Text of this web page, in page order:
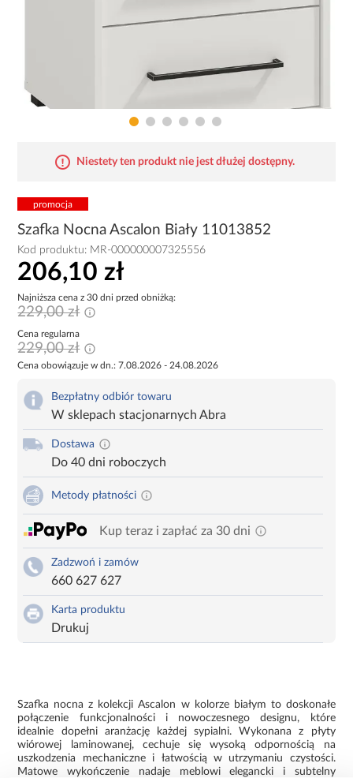
Niestety ten produkt nie jest dłużej dostępny.
promocja
Szafka Nocna Ascalon Biały 11013852
Kod produktu: MR-000000007325556
206,10 zł
Najniższa cena z 30 dni przed obniżką:
229,00 zł
Cena regularna
229,00 zł
Cena obowiązuje w dn.: 7.08.2026 - 24.08.2026
Bezpłatny odbiór towaru
W sklepach stacjonarnych Abra
Dostawa
Do 40 dni roboczych
Metody płatności
Kup teraz i zapłać za 30 dni
Zadzwoń i zamów
660 627 627
Karta produktu
Drukuj
Szafka nocna z kolekcji Ascalon w kolorze białym to doskonałe
połączenie funkcjonalności i nowoczesnego designu, które
idealnie dopełni aranżację każdej sypialni. Wykonana z płyty
wiórowej laminowanej, cechuje się wysoką odpornością na
uszkodzenia mechaniczne i łatwością w utrzymaniu czystości.
Matowe wykończenie nadaje meblowi elegancki i subtelny